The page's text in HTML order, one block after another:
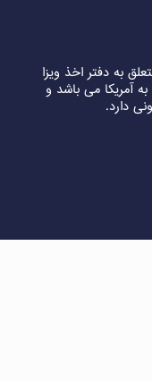
به دفتر اخذ ویزا
آمریکا می باشد و
دارد.